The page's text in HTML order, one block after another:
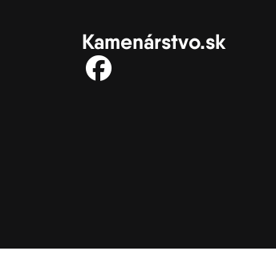
Kamenárstvo.sk